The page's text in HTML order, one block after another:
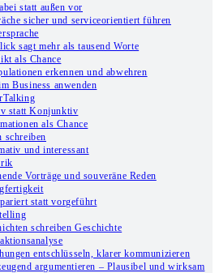
statt außen vor
sicher und serviceorientiert führen
sagt mehr als tausend Worte
als Chance
erkennen und abwehren
Business anwenden
statt Konjunktiv
als Chance
schreiben
und interessant
Vorträge und souveräne Reden
statt vorgeführt
schreiben Geschichte
entschlüsseln, klarer kommunizieren
argumentieren – Plausibel und wirksam